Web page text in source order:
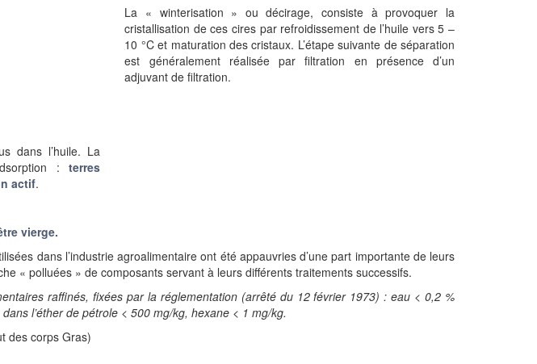
dans l’huile. La
:terres
actif.
La « winterisation » ou décirage, consiste à provoquer la
cristallisation de ces cires par refroidissement de l’huile vers 5 –
10 °C et maturation des cristaux. L’étape suivante de séparation
est généralement réalisée par filtration en présence d’un
adjuvant de filtration.
vierge.
dans l’industrie agroalimentaire ont été appauvries d’une part importante de leurs
« polluées » de composants servant à leurs différents traitements successifs.
raffinés, fixées par la réglementation (arrêté du 12 février 1973) : eau < 0,2 %
l’éther de pétrole < 500 mg/kg, hexane < 1 mg/kg.
des corps Gras)